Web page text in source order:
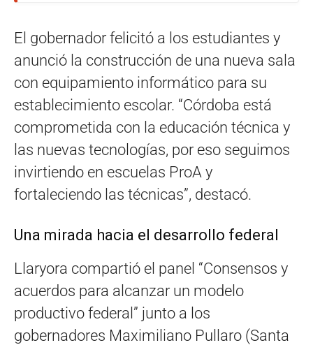
El gobernador felicitó a los estudiantes y
anunció la construcción de una nueva sala
con equipamiento informático para su
establecimiento escolar. “Córdoba está
comprometida con la educación técnica y
las nuevas tecnologías, por eso seguimos
invirtiendo en escuelas ProA y
fortaleciendo las técnicas”, destacó.
Una mirada hacia el desarrollo federal
Llaryora compartió el panel “Consensos y
acuerdos para alcanzar un modelo
productivo federal” junto a los
gobernadores Maximiliano Pullaro (Santa